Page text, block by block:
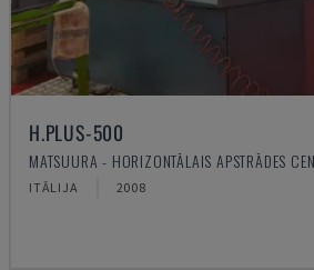
H.PLUS-500
MATSUURA - HORIZONTĀLAIS APSTRĀDES
ITĀLIJA 2008